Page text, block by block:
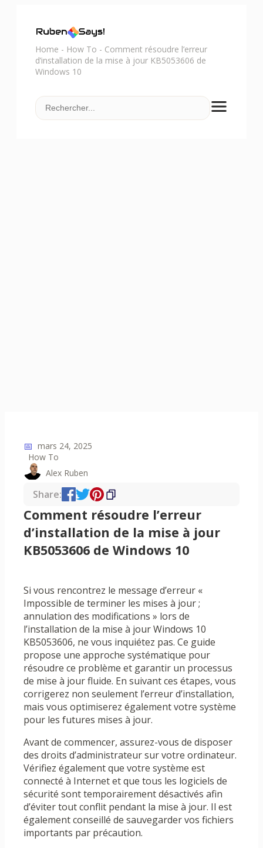
Home - How To - Comment résoudre l’erreur
d’installation de la mise à jour KB5053606 de
Windows 10
📅 mars 24, 2025
How To
Alex Ruben
Share:
Comment résoudre l’erreur
d’installation de la mise à jour
KB5053606 de Windows 10
Si vous rencontrez le message d’erreur «
Impossible de terminer les mises à jour ;
annulation des modifications » lors de
l’installation de la mise à jour Windows 10
KB5053606, ne vous inquiétez pas. Ce guide
propose une approche systématique pour
résoudre ce problème et garantir un processus
de mise à jour fluide. En suivant ces étapes, vous
corrigerez non seulement l’erreur d’installation,
mais vous optimiserez également votre système
pour les futures mises à jour.
Avant de commencer, assurez-vous de disposer
des droits d’administrateur sur votre ordinateur.
Vérifiez également que votre système est
connecté à Internet et que tous les logiciels de
sécurité sont temporairement désactivés afin
d’éviter tout conflit pendant la mise à jour. Il est
également conseillé de sauvegarder vos fichiers
importants par précaution.